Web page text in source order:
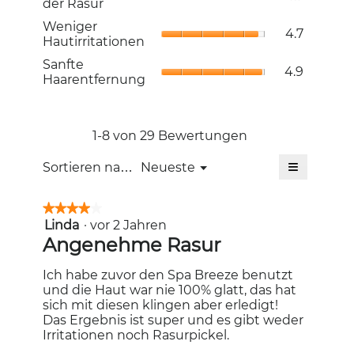
der Rasur
Weniger
Hautirritationen
4.7
Sanfte
Haarentfernung
4.9
1-8 von 29 Bewertungen
Sortieren nach: Neueste ▼
Menü ≡
aktualisiert
★★★★★
★★★★★
4
von
5
Sternen.
Linda · vor 2 Jahren
Angenehme Rasur
Ich habe zuvor den Spa Breeze benutzt
und die Haut war nie 100% glatt, das hat
sich mit diesen klingen aber erledigt!
Das Ergebnis ist super und es gibt weder
Irritationen noch Rasurpickel.